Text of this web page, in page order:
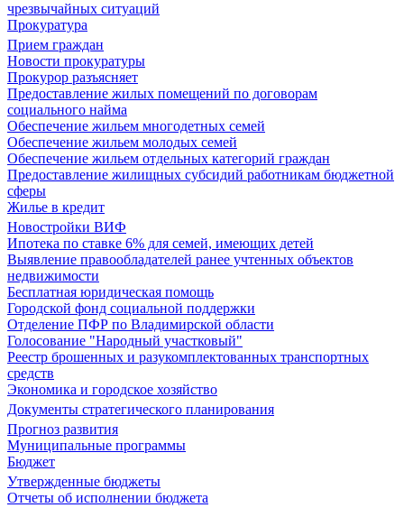
чрезвычайных ситуаций
Прокуратура
Прием граждан
Новости прокуратуры
Прокурор разъясняет
Предоставление жилых помещений по договорам
социального найма
Обеспечение жильем многодетных семей
Обеспечение жильем молодых семей
Обеспечение жильем отдельных категорий граждан
Предоставление жилищных субсидий работникам бюджетной
сферы
Жилье в кредит
Новостройки ВИФ
Ипотека по ставке 6% для семей, имеющих детей
Выявление правообладателей ранее учтенных объектов
недвижимости
Бесплатная юридическая помощь
Городской фонд социальной поддержки
Отделение ПФР по Владимирской области
Голосование "Народный участковый"
Реестр брошенных и разукомплектованных транспортных
средств
Экономика и городское хозяйство
Документы стратегического планирования
Прогноз развития
Муниципальные программы
Бюджет
Утвержденные бюджеты
Отчеты об исполнении бюджета